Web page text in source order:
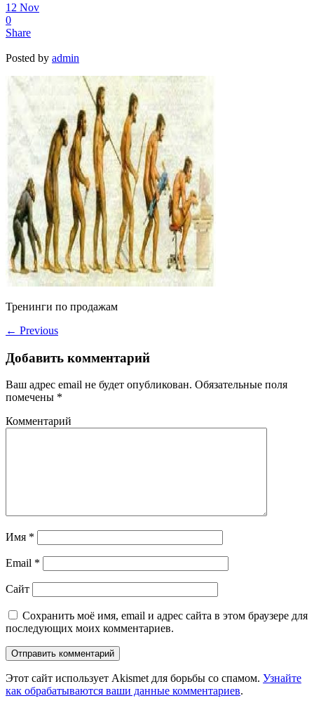
12 Nov
0
Share
Posted by admin
Тренинги по продажам
← Previous
Добавить комментарий
Ваш адрес email не будет опубликован. Обязательные поля
помечены *
Комментарий
Имя *
Email *
Сайт
Сохранить моё имя, email и адрес сайта в этом браузере для
последующих моих комментариев.
Этот сайт использует Akismet для борьбы со спамом. Узнайте
как обрабатываются ваши данные комментариев.